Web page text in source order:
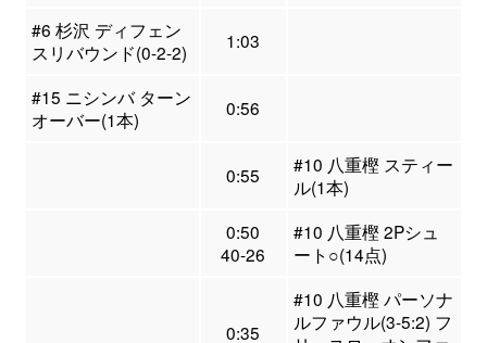
#6 杉沢 ディフェン
スリバウンド(0-2-2)
1:03
#15 ニシンバ ターン
オーバー(1本)
0:56
0:55
#10 八重樫 スティー
ル(1本)
0:50
40-26
#10 八重樫 2Pシュ
ート○(14点)
0:35
#10 八重樫 パーソナ
ルファウル(3-5:2) フ